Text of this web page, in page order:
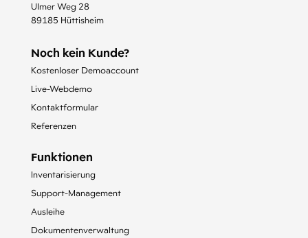
Ulmer Weg 28
89185 Hüttisheim
Noch kein Kunde?
Kostenloser Demoaccount
Live-Webdemo
Kontaktformular
Referenzen
Funktionen
Inventarisierung
Support-Management
Ausleihe
Dokumentenverwaltung